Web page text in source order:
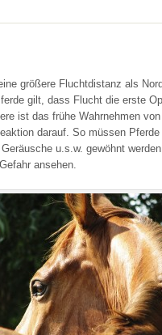
größere Fluchtdistanz als
gilt, dass Flucht die erste
ist das frühe Wahrnehmen von
darauf. So müssen
u.s.w. gewöhnt
ansehen.